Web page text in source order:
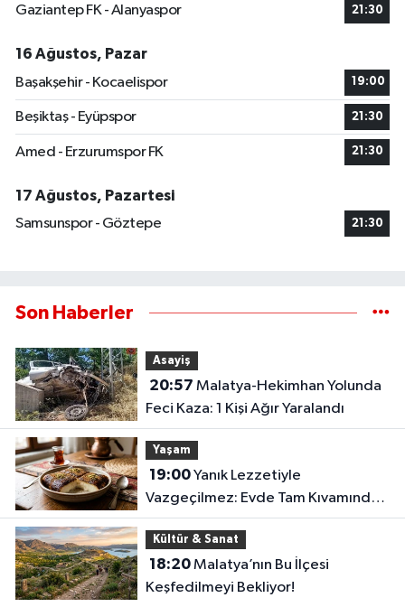
Gaziantep FK - Alanyaspor 21:30
16 Ağustos, Pazar
Başakşehir - Kocaelispor
19:00
Beşiktaş - Eyüpspor 21:30
Amed - Erzurumspor FK 21:30
17 Ağustos, Pazartesi
Samsunspor - Göztepe
21:30
Son Haberler
Asayiş
20:57
Feci Kaza: 1 Kişi Ağır Yaralandı
Yaşam
19:00Yanık Lezzetiyle
Vazgeçilmez: Evde Tam Kıvamında
Kazandibi Tarifi
Kültür & Sanat
18:20Malatya’nın Bu İlçesi
Keşfedilmeyi Bekliyor!